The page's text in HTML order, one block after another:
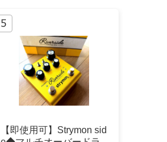
【即使用可】Strymon sid